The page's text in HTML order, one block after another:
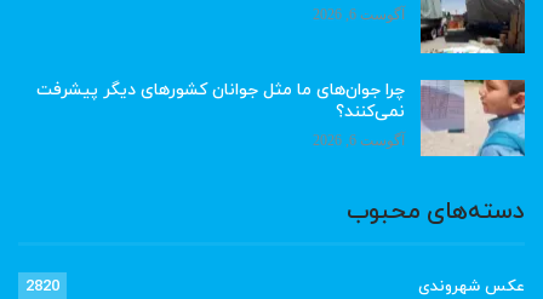
آگوست 6, 2026
چرا جوان‌های ما مثل جوانان کشورهای دیگر پیشرفت
نمی‌کنند؟
آگوست 6, 2026
دسته‌های محبوب
عکس شهروندی 2820